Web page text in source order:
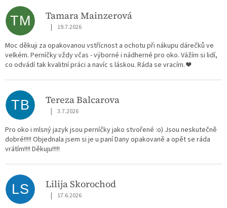
p
i
h
o
d
n
o
c
e
n
í
TM Tamara Mainzerová
Hodnocení obchodu je 5 z 5 hvězdiček.
| 19.7.2026
Moc děkuji za opakovanou vstřícnost a ochotu při nákupu dárečků ve
velkém. Perníčky vždy včas - výborné i nádherné pro oko. Vážím si lidí,
co odvádí tak kvalitní práci a navíc s láskou. Ráda se vracím. ❤️
TB Tereza Balcarova
Hodnocení obchodu je 5 z 5 hvězdiček.
| 3.7.2026
Pro oko i mlsný jazyk jsou perníčky jako stvořené :o) Jsou neskutečně
dobré!!!!! Objednala jsem si je u paní Dany opakovaně a opět se ráda
vrátím!!!! Děkuju!!!!!
LS Lilija Skorochod
Hodnocení obchodu je 5 z 5 hvězdiček.
| 17.6.2026